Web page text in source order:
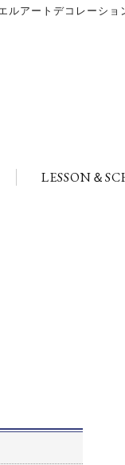
ルアートデコレーシ
LESSON＆